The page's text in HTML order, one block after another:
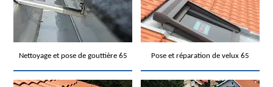
Nettoyage et pose de gouttière 65 Pose et réparation de velux 65